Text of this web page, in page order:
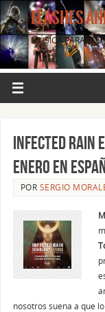
FLASHES
MÚSICA PARA LOS
Infected Rain
Enero en
POR SERGIO
nosotros suena a que